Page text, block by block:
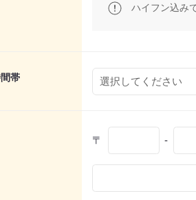
ハイフン込み
帯
〒 -